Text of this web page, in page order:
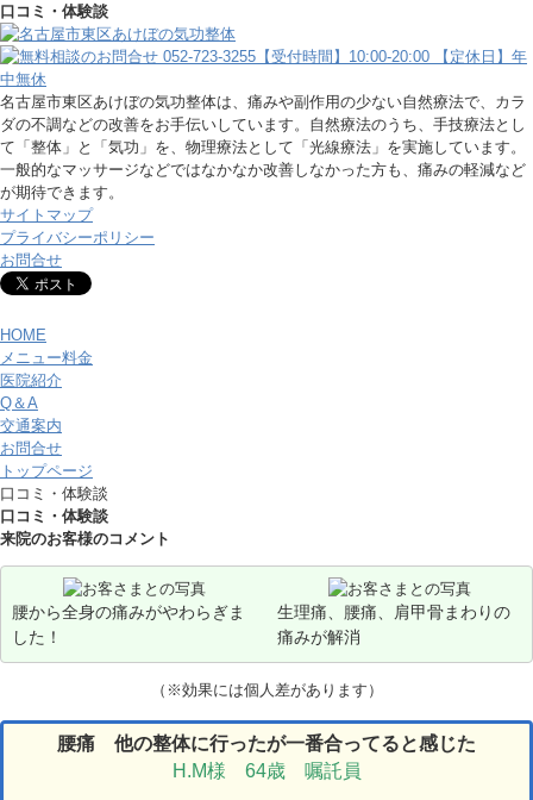
口コミ・体験談
名古屋市東区あけぼの気功整体は、痛みや副作用の少ない自然療法で、カラ
ダの不調などの改善をお手伝いしています。自然療法のうち、手技療法とし
て「整体」と「気功」を、物理療法として「光線療法」を実施しています。
一般的なマッサージなどではなかなか改善しなかった方も、痛みの軽減など
が期待できます。
サイトマップ
プライバシーポリシー
お問合せ
HOME
メニュー料金
医院紹介
Q＆A
交通案内
お問合せ
トップページ
口コミ・体験談
口コミ・体験談
来院のお客様のコメント
腰から全身の痛みがやわらぎま
した！
生理痛、腰痛、肩甲骨まわりの
痛みが解消
（※効果には個人差があります）
腰痛 他の整体に行ったが一番合ってると感じた
H.M様 64歳 嘱託員